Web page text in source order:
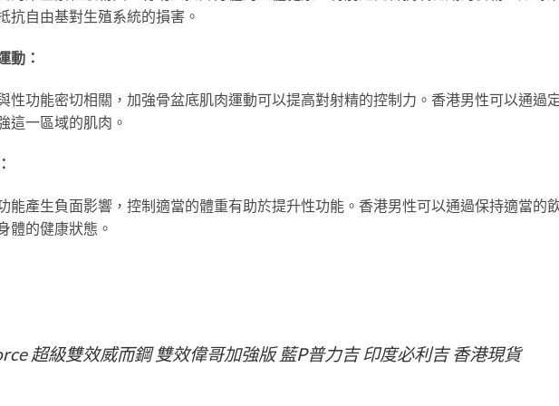
抗自由基對生殖系統的損害。
動：
性功能密切相關，加強骨盆底肌肉運動可以提高對射精的控制力。香港男性可以通過
這一區域的肌肉。
能產生負面影響，控制適當的體重有助於提升性功能。香港男性可以通過保持適當的
體的健康狀態。
超級雙效威而鋼 雙效偉哥加強版 藍P普力吉 印度必利吉 香港現貨